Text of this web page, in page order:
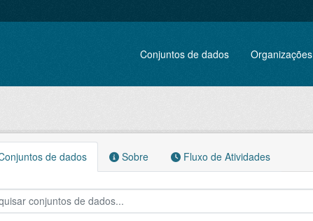
Conjuntos de dados Organizações
de dados Sobre Fluxo de Atividades